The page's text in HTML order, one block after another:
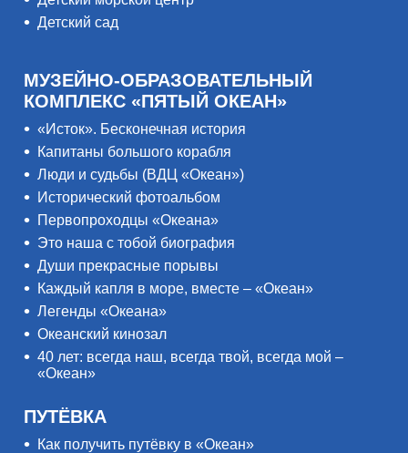
Детский сад
МУЗЕЙНО-ОБРАЗОВАТЕЛЬНЫЙ
КОМПЛЕКС «ПЯТЫЙ ОКЕАН»
«Исток». Бесконечная история
Капитаны большого корабля
Люди и судьбы (ВДЦ «Океан»)
Исторический фотоальбом
Первопроходцы «Океана»
Это наша с тобой биография
Души прекрасные порывы
Каждый капля в море, вместе – «Океан»
Легенды «Океана»
Океанский кинозал
40 лет: всегда наш, всегда твой, всегда мой –
«Океан»
ПУТЁВКА
Как получить путёвку в «Океан»